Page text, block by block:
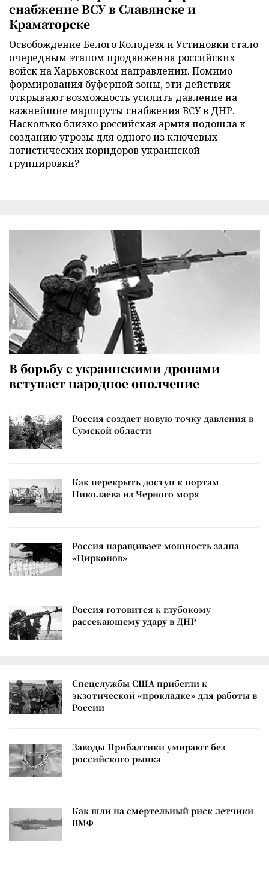
снабжение ВСУ в Славянске и
Краматорске
Освобождение Белого Колодезя и Устиновки стало
очередным этапом продвижения российских
войск на Харьковском направлении. Помимо
формирования буферной зоны, эти действия
открывают возможность усилить давление на
важнейшие маршруты снабжения ВСУ в ДНР.
Насколько близко российская армия подошла к
созданию угрозы для одного из ключевых
логистических коридоров украинской
группировки?
В борьбу с украинскими дронами
вступает народное ополчение
Россия создает новую точку давления в
Сумской области
Как перекрыть доступ к портам
Николаева из Черного моря
Россия наращивает мощность залпа
«Цирконов»
Россия готовится к глубокому
рассекающему удару в ДНР
Спецслужбы США прибегли к
экзотической «прокладке» для работы в
России
Заводы Прибалтики умирают без
российского рынка
Как шли на смертельный риск летчики
ВМФ